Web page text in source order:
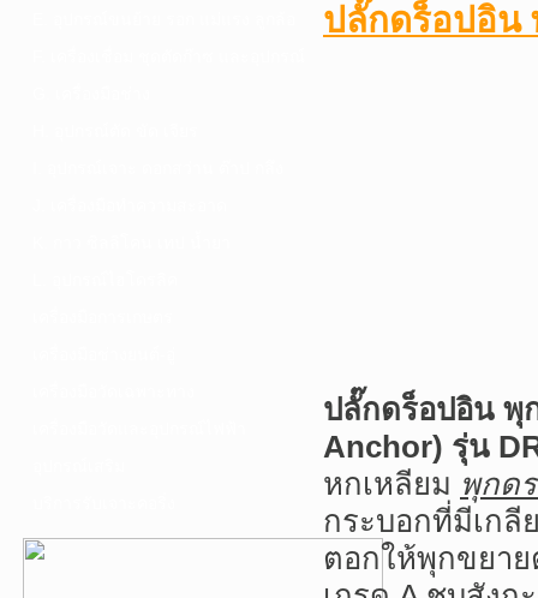
ปลั๊กดร็อปอิน
ปลั๊กดร็อปอิน พุ
Anchor) รุ่น
หกเหลียม พุกด
กระบอกที่มีเก
ตอกให้พุกขยา